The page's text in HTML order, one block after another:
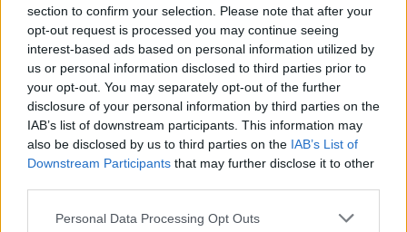
section to confirm your selection. Please note that after your
opt-out request is processed you may continue seeing
interest-based ads based on personal information utilized by
us or personal information disclosed to third parties prior to
your opt-out. You may separately opt-out of the further
disclosure of your personal information by third parties on the
IAB’s list of downstream participants. This information may
also be disclosed by us to third parties on the IAB’s List of
Downstream Participants that may further disclose it to other
Personal Data Processing Opt Outs
Akci podpořila první dáma Eva Pavlová. Hrad k výstavě také
připravil tematický doprovodný program. "Nabídneme
procházku v Jelením příkopu s fotografem divoké přírody a
ornitologem, který mapoval zdejší ptactvo," uvedla kulturní
a programová ředitelka Pražského hradu Veronika Wolf.
Nedávný biologický průzkum v areálu Hradu zjistil dosud
neznámého roztoče, více než 40 druhů ptáků, 220 druhů
hmyzu a 700 druhů rostlin, některé vzácné a ohrožené.
Wolf vyzvala fotografy přírody, aby se věnovali také Hradu.
reklama